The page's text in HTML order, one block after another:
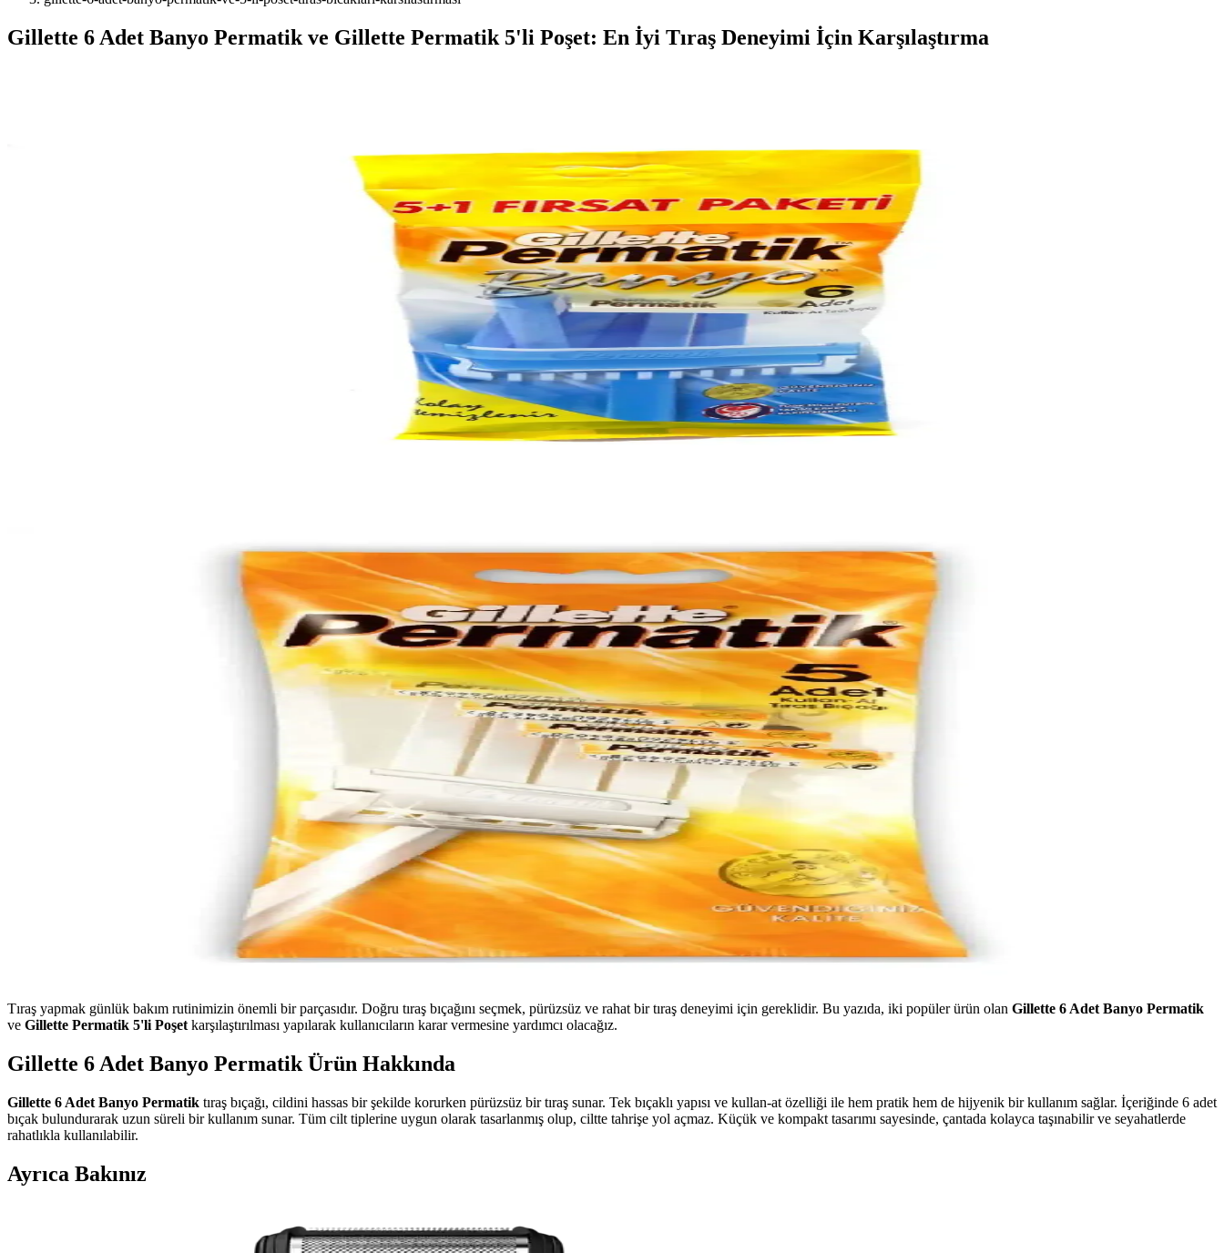
Gillette 6 Adet Banyo Permatik ve Gillette Permatik 5'li Poşet: En İyi Tıraş Deneyimi İçin Karşılaştırma
Tıraş yapmak günlük bakım rutinimizin önemli bir parçasıdır. Doğru tıraş bıçağını seçmek, pürüzsüz ve rahat bir tıraş deneyimi için gereklidir. Bu yazıda, iki popüler ürün olan Gillette 6 Adet Banyo Permatik
ve Gillette Permatik 5'li Poşet karşılaştırılması yapılarak kullanıcıların karar vermesine yardımcı olacağız.
Gillette 6 Adet Banyo Permatik Ürün Hakkında
Gillette 6 Adet Banyo Permatik tıraş bıçağı, cildini hassas bir şekilde korurken pürüzsüz bir tıraş sunar. Tek bıçaklı yapısı ve kullan-at özelliği ile hem pratik hem de hijyenik bir kullanım sağlar. İçeriğinde 6 adet
bıçak bulundurarak uzun süreli bir kullanım sunar. Tüm cilt tiplerine uygun olarak tasarlanmış olup, ciltte tahrişe yol açmaz. Küçük ve kompakt tasarımı sayesinde, çantada kolayca taşınabilir ve seyahatlerde
rahatlıkla kullanılabilir.
Ayrıca Bakınız
Arko Kremli Berber Tıraş Sabunu: Geleneksel ve Ekonomik Bakım Ürünü